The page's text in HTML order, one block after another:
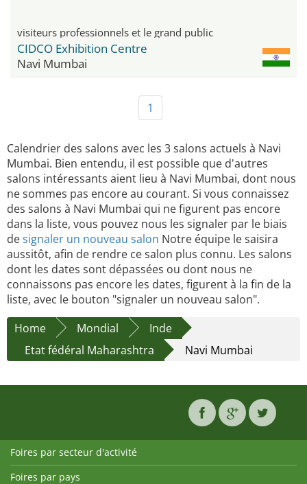
visiteurs professionnels et le grand public
CIDCO Exhibition Centre
Navi Mumbai
1
Calendrier des salons avec les 3 salons actuels à Navi
Mumbai. Bien entendu, il est possible que d'autres
salons intéressants aient lieu à Navi Mumbai, dont nous
ne sommes pas encore au courant. Si vous connaissez
des salons à Navi Mumbai qui ne figurent pas encore
dans la liste, vous pouvez nous les signaler par le biais
designaler un nouveau salon Notre équipe le saisira
aussitôt, afin de rendre ce salon plus connu. Les salons
dont les dates sont dépassées ou dont nous ne
connaissons pas encore les dates, figurent à la fin de la
liste, avec le bouton "signaler un nouveau salon".
Home
Mondial
Inde
Etat fédéral Maharashtra
Navi Mumbai
Foires par secteur d'activité
Foires par pays